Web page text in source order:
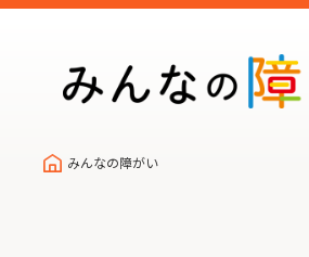
みんなの障がい